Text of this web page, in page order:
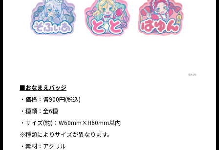
■おなまえバッジ
・価格：各900円(税込)
・種類：全6種
・サイズ(約)：W60mm×H60mm以内
※種類によりサイズが異なります。
・素材：アクリル